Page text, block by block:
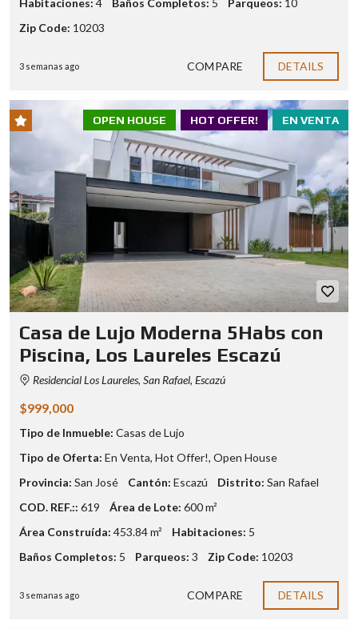
Habitaciones: 4 Baños Completos: 5 Parqueos: 10
Zip Code: 10203
3 semanas ago COMPARE DETAILS
EN VENTA
HOT OFFER!
OPEN HOUSE
Casa de Lujo Moderna 5Habs con
Piscina, Los Laureles Escazú
Residencial Los Laureles, San Rafael, Escazú
$999,000
Tipo de Inmueble: Casas de Lujo
Tipo de Oferta: En Venta, Hot Offer!, Open House
Provincia: San José Cantón: Escazú Distrito: San Rafael
COD. REF.:: 619 Área de Lote: 600 m²
Área Construída: 453.84 m² Habitaciones: 5
Baños Completos: 5 Parqueos: 3 Zip Code: 10203
3 semanas ago COMPARE DETAILS